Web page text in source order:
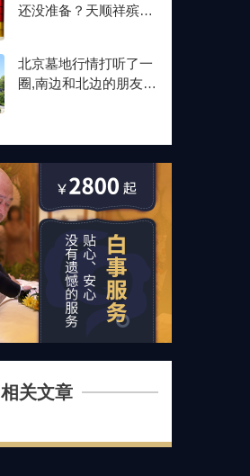
还没准备？天顺祥殡葬
北京墓地行情打听了一
圈,南边和北边的朋友最
相关文章